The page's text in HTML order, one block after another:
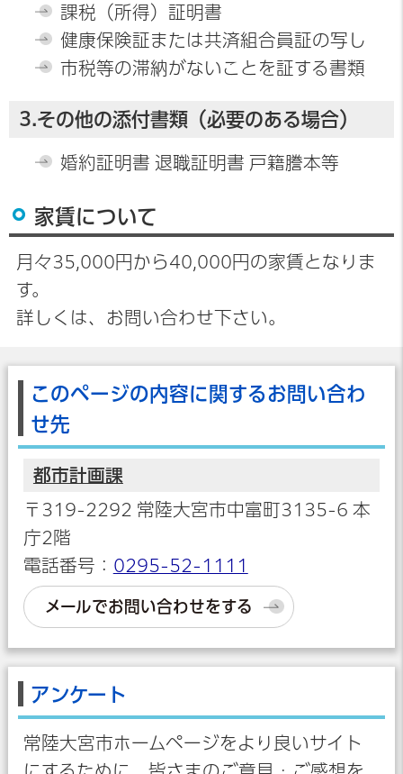
課税（所得）証明書
健康保険証または共済組合員証の写し
市税等の滞納がないことを証する書類
3.その他の添付書類（必要のある場合）
婚約証明書 退職証明書 戸籍謄本等
家賃について
月々35,000円から40,000円の家賃となりま
す。
詳しくは、お問い合わせ下さい。
このページの内容に関するお問い合わ
せ先
都市計画課
〒319-2292 常陸大宮市中富町3135-6 本
庁2階
電話番号： 0295-52-1111
メールでお問い合わせをする
アンケート
常陸大宮市ホームページをより良いサイト